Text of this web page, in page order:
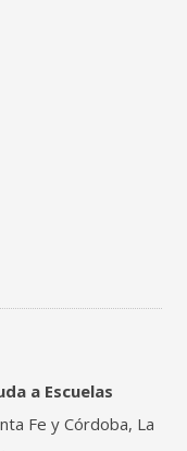
a Escuelas
Fe y Córdoba, La